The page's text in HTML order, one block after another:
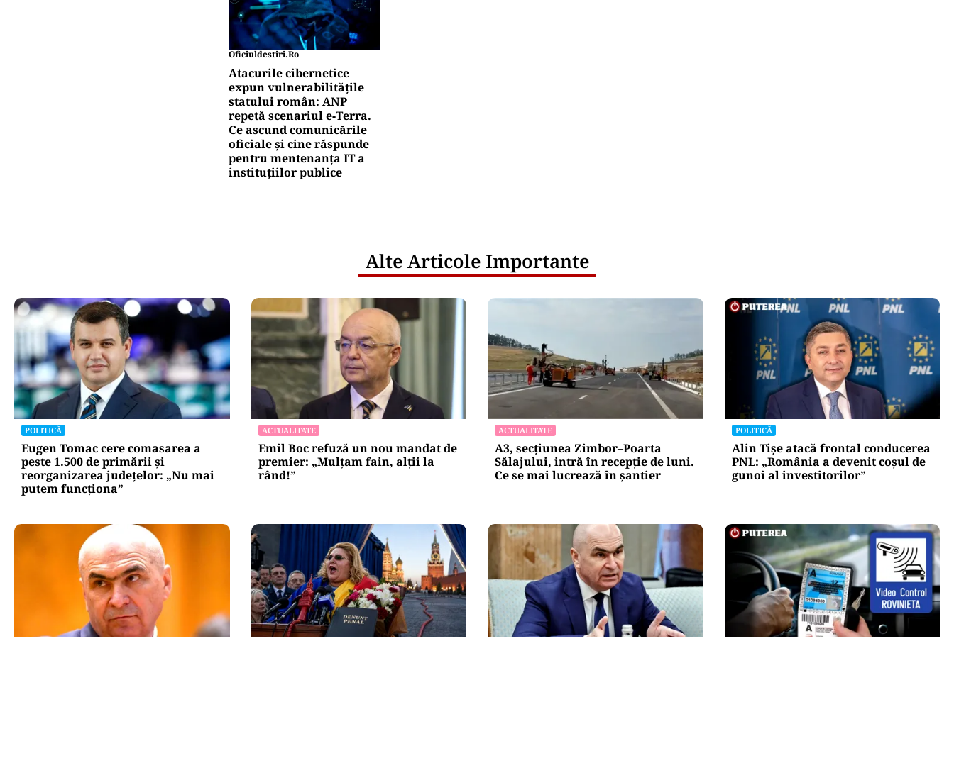
Oficiuldestiri.ro
Atacurile cibernetice
expun vulnerabilitățile
statului român: ANP
repetă scenariul e‑Terra.
Ce ascund comunicările
oficiale și cine răspunde
pentru mentenanța IT a
instituțiilor publice
Alte Articole Importante
POLITICĂ
Eugen Tomac cere comasarea a
peste 1.500 de primării și
reorganizarea județelor: „Nu mai
putem funcționa”
ACTUALITATE
Emil Boc refuză un nou mandat de
premier: „Mulțam fain, alții la
rând!”
ACTUALITATE
A3, secțiunea Zimbor–Poarta
Sălajului, intră în recepție de luni.
Ce se mai lucrează în șantier
POLITICĂ
Alin Tișe atacă frontal conducerea
PNL: „România a devenit coșul de
gunoi al investitorilor”